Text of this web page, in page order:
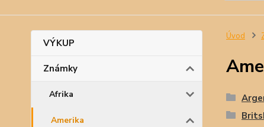
VÝKUP
Známky
Afrika
Amerika
Úvod